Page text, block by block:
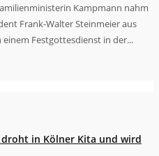
Kampmann nahm
Frank-Walter Steinmeier aus
einem Festgottesdienst in der...
in Kölner Kita und wird